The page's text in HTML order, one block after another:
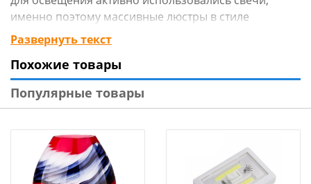
именно поэтому массивные люстры в стиле
"барокко" наполняют помещение особой
атмосферой королевских дворцов
Развернуть текст
Похожие товары
Популярные товары